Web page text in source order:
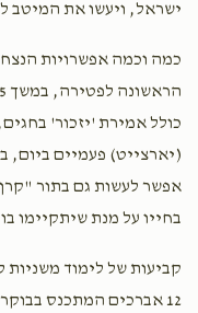
ישראל, ויעשו את המיטב
כמה וכמה אפשרויות
כולל אמירת 'יזכור'
(יארצייט) פעמיים ביום,
אפשר לעשות גם בתור
בחייו על מנת שיתקיימו
קביעות של לימוד משניות
12 אברכים המתכנס